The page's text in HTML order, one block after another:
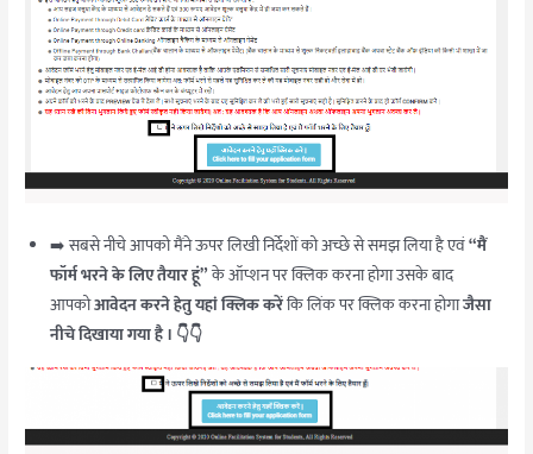
➡️ सबसे नीचे आपको मैंने ऊपर लिखी निर्देशों को अच्छे से समझ लिया है एवं“मैं
फॉर्म भरने के लिए तैयार हूं”के ऑप्शन पर क्लिक करना होगा उसके बाद
आपकोआवेदन करने हेतु यहां क्लिक करेंकि लिंक पर क्लिक करना होगाजैसा
नीचे दिखाया गया है । 👇👇